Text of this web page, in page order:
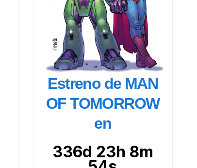
Estreno de MAN
OF TOMORROW
en
336d 23h 8m